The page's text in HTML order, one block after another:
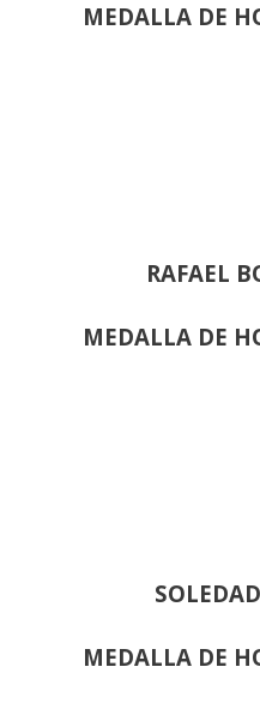
MEDALLA DE
RAFAEL
MEDALLA DE
MEDALLA DE